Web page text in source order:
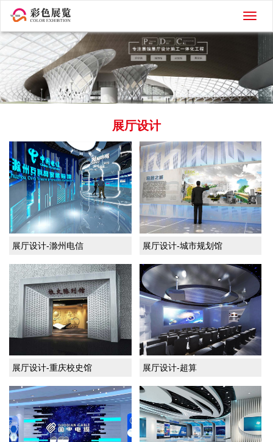
切
换
展厅设计
展厅设计-滁州电信 展厅设计-城市规划馆
展厅设计-重庆校史馆 展厅设计-超算